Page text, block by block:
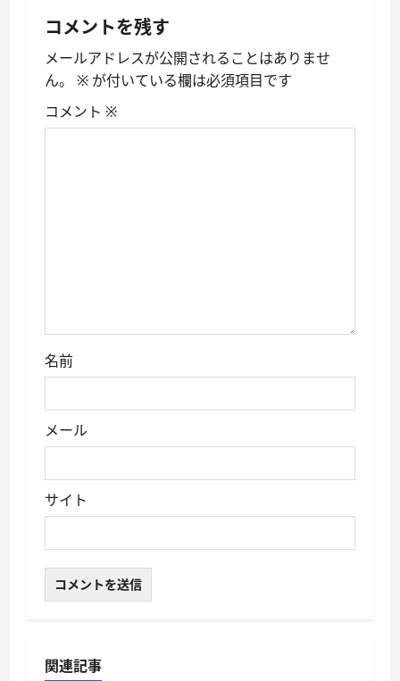
ー
シ
ョ
コメントを残す
メールアドレスが公開されることはありませ
ん。
※ が付いている欄は必須項目です
コメント ※
名前
メール
サイト
関連記事